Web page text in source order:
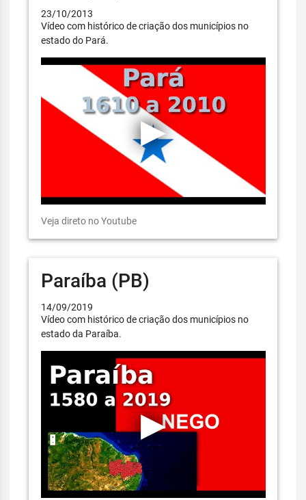
23/10/2013
Vídeo com histórico de criação dos municípios no
estado do Pará.
Veja direto no Youtube
Paraíba (PB)
14/09/2019
Vídeo com histórico de criação dos municípios no
estado da Paraíba.